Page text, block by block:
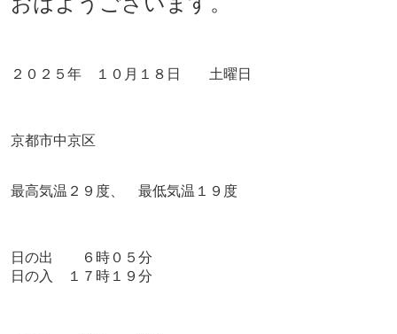
２０２５年 １０月１８ 日 土曜日
京都市中京区
最高気温２９度、 最低気温１９度
日の出 ６時０５ 分
日の入 １７時１９分